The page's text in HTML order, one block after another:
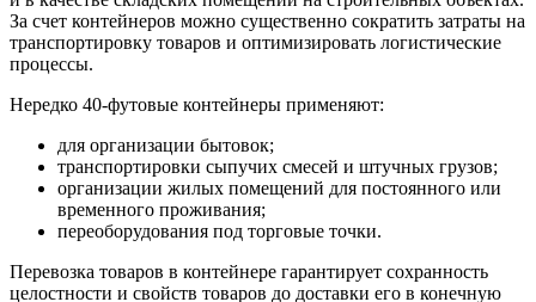
За счет контейнеров можно существенно сократить затраты на
транспортировку товаров и оптимизировать логистические
процессы.
Нередко 40-футовые контейнеры применяют:
для организации бытовок;
транспортировки сыпучих смесей и штучных грузов;
организации жилых помещений для постоянного или
временного проживания;
переоборудования под торговые точки.
Перевозка товаров в контейнере гарантирует сохранность
целостности и свойств товаров до доставки его в конечную